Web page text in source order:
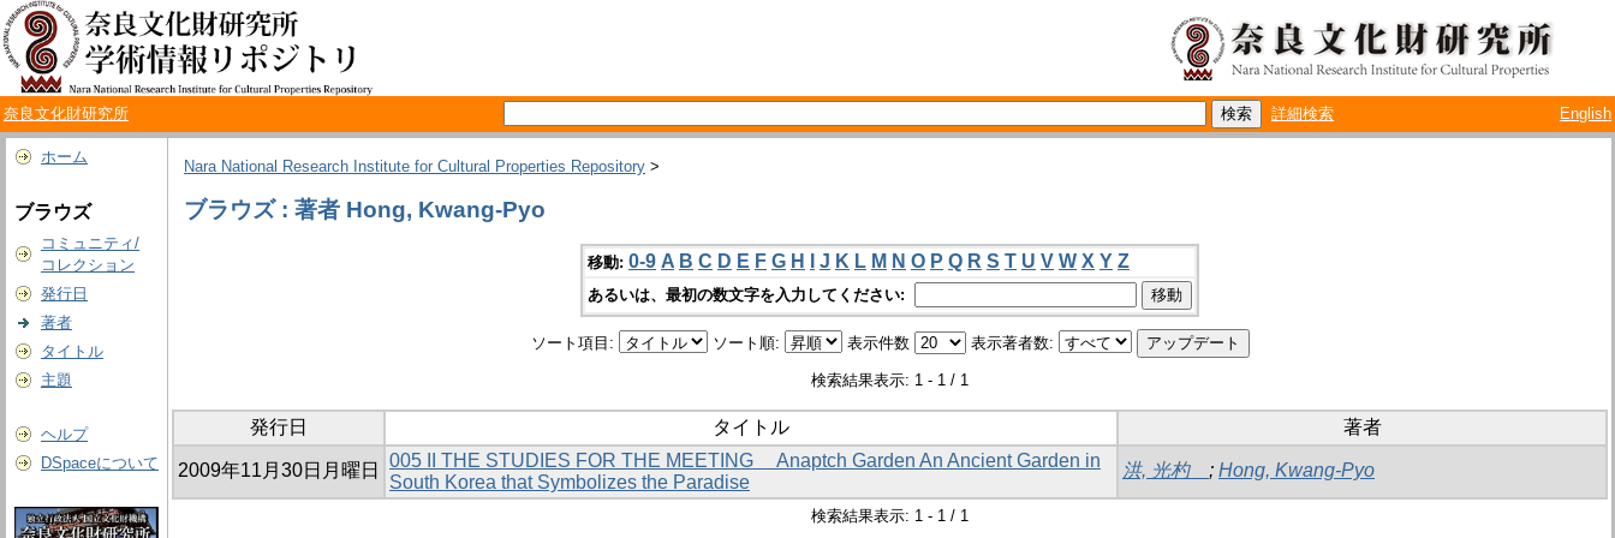
奈良文化財研究所 詳細検索 English
ホーム
ブラウズ
コミュニティ/
コレクション
発行日
著者
タイトル
主題
ヘルプ
DSpaceについて
Nara National Research Institute for Cultural Properties Repository >
ブラウズ : 著者 Hong, Kwang-Pyo
移動: 0-9 A B C D E F G H J K L M N O P Q R S T U V W X Y Z
あるいは、最初の数文字を入力してください:
ソート項目: ソート順: 表示件数 表示著者数:
検索結果表示: 1 - 1 / 1
発行日 タイトル 著者
2009年11月30日月曜日
005 II THE STUDIES FOR THE MEETING Anaptch Garden An Ancient Garden in
South Korea that Symbolizes the Paradise
洪, 光杓 ; Hong, Kwang-Pyo
検索結果表示: 1 - 1 / 1